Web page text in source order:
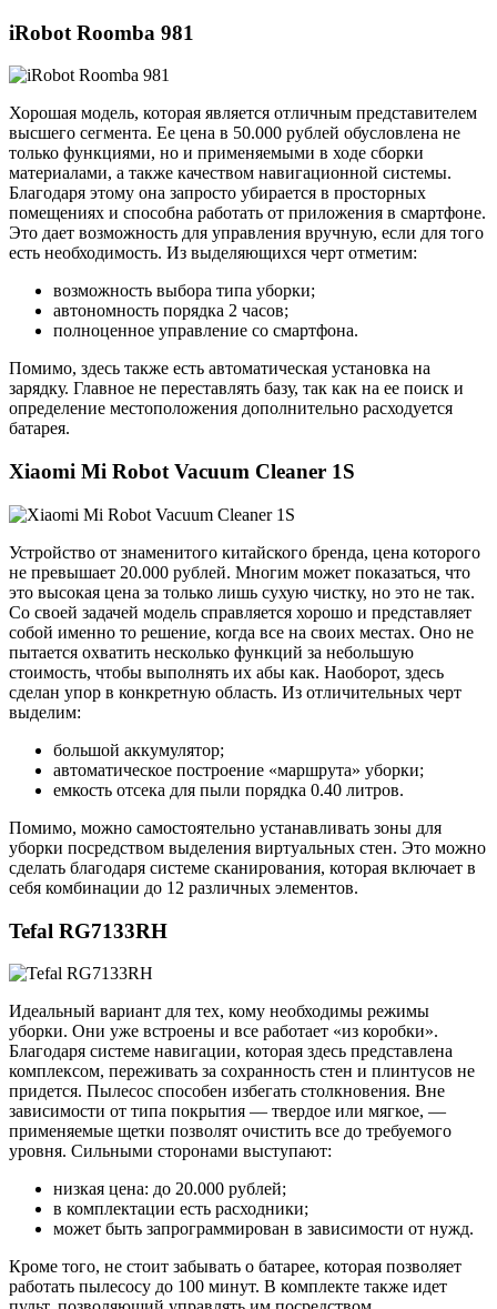
iRobot Roomba 981
Хорошая модель, которая является отличным представителем
высшего сегмента. Ее цена в 50.000 рублей обусловлена не
только функциями, но и применяемыми в ходе сборки
материалами, а также качеством навигационной системы.
Благодаря этому она запросто убирается в просторных
помещениях и способна работать от приложения в смартфоне.
Это дает возможность для управления вручную, если для того
есть необходимость. Из выделяющихся черт отметим:
возможность выбора типа уборки;
автономность порядка 2 часов;
полноценное управление со смартфона.
Помимо, здесь также есть автоматическая установка на
зарядку. Главное не переставлять базу, так как на ее поиск и
определение местоположения дополнительно расходуется
батарея.
Xiaomi Mi Robot Vacuum Cleaner 1S
Устройство от знаменитого китайского бренда, цена которого
не превышает 20.000 рублей. Многим может показаться, что
это высокая цена за только лишь сухую чистку, но это не так.
Со своей задачей модель справляется хорошо и представляет
собой именно то решение, когда все на своих местах. Оно не
пытается охватить несколько функций за небольшую
стоимость, чтобы выполнять их абы как. Наоборот, здесь
сделан упор в конкретную область. Из отличительных черт
выделим:
большой аккумулятор;
автоматическое построение «маршрута» уборки;
емкость отсека для пыли порядка 0.40 литров.
Помимо, можно самостоятельно устанавливать зоны для
уборки посредством выделения виртуальных стен. Это можно
сделать благодаря системе сканирования, которая включает в
себя комбинации до 12 различных элементов.
Tefal RG7133RH
Идеальный вариант для тех, кому необходимы режимы
уборки. Они уже встроены и все работает «из коробки».
Благодаря системе навигации, которая здесь представлена
комплексом, переживать за сохранность стен и плинтусов не
придется. Пылесос способен избегать столкновения. Вне
зависимости от типа покрытия — твердое или мягкое, —
применяемые щетки позволят очистить все до требуемого
уровня. Сильными сторонами выступают:
низкая цена: до 20.000 рублей;
в комплектации есть расходники;
может быть запрограммирован в зависимости от нужд.
Кроме того, не стоит забывать о батарее, которая позволяет
работать пылесосу до 100 минут. В комплекте также идет